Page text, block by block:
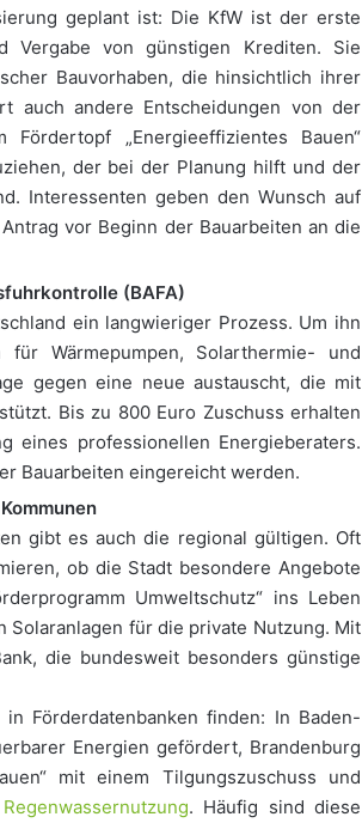
geplant ist: Die KfW ist der erste
Vergabe von günstigen Krediten. Sie
Bauvorhaben, die hinsichtlich ihrer
auch andere Entscheidungen von der
Fördertopf „Energieeffizientes Bauen“
der bei der Planung hilft und der
Interessenten geben den Wunsch auf
vor Beginn der Bauarbeiten an die
(BAFA)
ein langwieriger Prozess. Um ihn
Wärmepumpen, Solarthermie- und
gegen eine neue austauscht, die mit
Bis zu 800 Euro Zuschuss erhalten
eines professionellen Energieberaters.
Bauarbeiten eingereicht werden.
gibt es auch die regional gültigen. Oft
ob die Stadt besondere Angebote
Umweltschutz“ ins Leben
für die private Nutzung. Mit
die bundesweit besonders günstige
Förderdatenbanken finden: In Baden-
Energien gefördert, Brandenburg
mit einem Tilgungszuschuss und
Regenwassernutzung. Häufig sind diese